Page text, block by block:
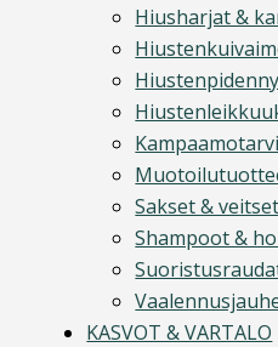
Hiusharjat &
Sakset & veitset
Shampoot &
KASVOT & VARTALO